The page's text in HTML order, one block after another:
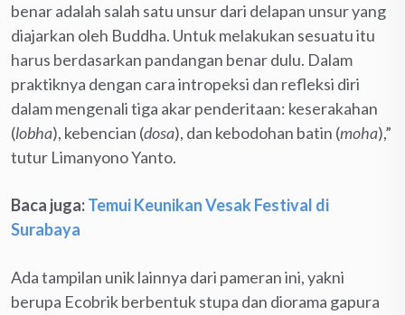
benar adalah salah satu unsur dari delapan unsur yang
diajarkan oleh Buddha. Untuk melakukan sesuatu itu
harus berdasarkan pandangan benar dulu. Dalam
praktiknya dengan cara intropeksi dan refleksi diri
dalam mengenali tiga akar penderitaan: keserakahan
(lobha), kebencian (dosa), dan kebodohan batin (moha),”
tutur Limanyono Yanto.
Baca juga:Temui Keunikan Vesak Festival di
Surabaya
Ada tampilan unik lainnya dari pameran ini, yakni
berupa Ecobrik berbentuk stupa dan diorama gapura